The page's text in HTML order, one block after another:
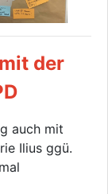
der
auch mit
Ilius ggü.